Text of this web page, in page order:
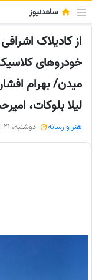
ساعدنیوز
از کادیلاک‌
خودروهای کلاسیک
میدن/ بهرام
لیلا بلوکات،
هنر و رسانه دوشنبه، 21 اردیبهشت 1405